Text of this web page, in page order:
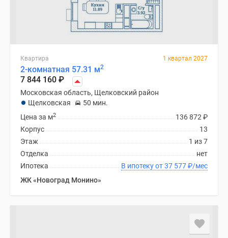
Квартира 1 квартал 2027
2-комнатная 57.31 м2
7 844 160 ₽
Московская область, Щелковский район
Щелковская
50 мин.
136 872 ₽
Цена за м2
13
Корпус
1 из 7
Этаж
нет
Отделка
В ипотеку от 37 577₽/мес
Ипотека
ЖК «Новоград Монино»